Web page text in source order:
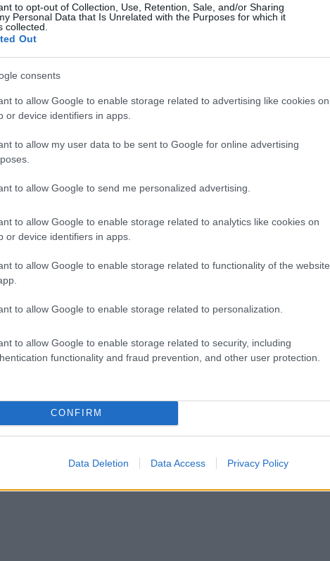
to opt-out of Collection, Use, Retention, Sale, and/or Sharing
Personal Data that Is Unrelated with the Purposes for which it
collected.
Out
consents
to allow Google to enable storage related to advertising like cookies on
or device identifiers in apps.
to allow my user data to be sent to Google for online advertising
to allow Google to send me personalized advertising.
to allow Google to enable storage related to analytics like cookies on
or device identifiers in apps.
to allow Google to enable storage related to functionality of the website
to allow Google to enable storage related to personalization.
to allow Google to enable storage related to security, including
functionality and fraud prevention, and other user protection.
CONFIRM
Data Deletion Data Access Privacy Policy
EMBEREK